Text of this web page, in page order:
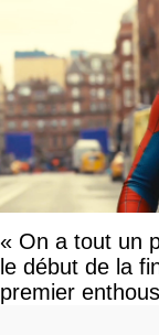
« On a tout un
le début de la
premier